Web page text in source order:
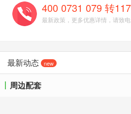
400 0731 079 转
最新政策，更多优惠详情，请致
最新动态 new
周边配套